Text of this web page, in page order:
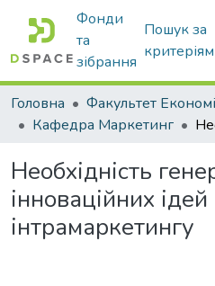
Фонди
та
зібрання
Пошук за
Головна
Кафедра Маркетинг
Необхідність
інноваційних
інтрамаркетингу